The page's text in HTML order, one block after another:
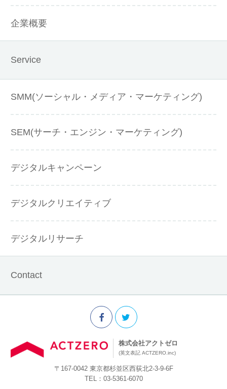
企業概要
Service
SMM(ソーシャル・メディア・マーケティング)
SEM(サーチ・エンジン・マーケティング)
デジタルキャンペーン
デジタルクリエイティブ
デジタルリサーチ
Contact
株式会社アクトゼロ
(英文表記 ACTZERO.inc)
〒167-0042 東京都杉並区西荻北2-3-9-6F
TEL：03-5361-6070